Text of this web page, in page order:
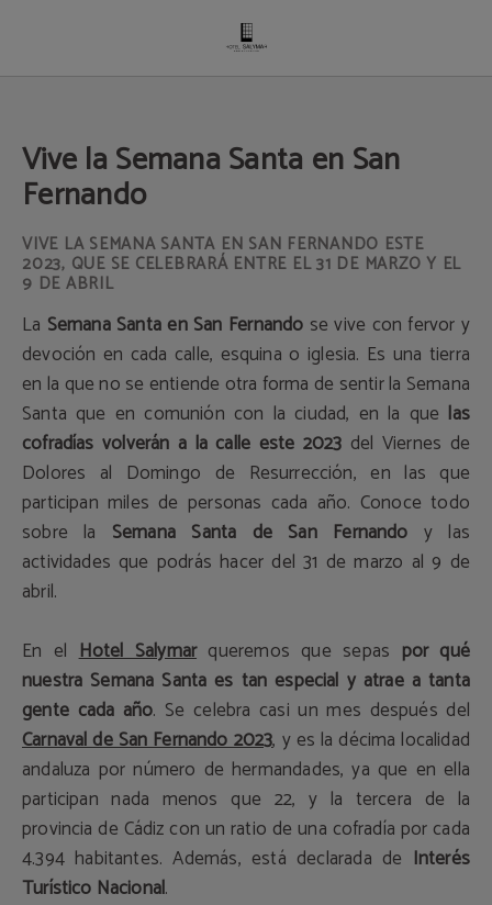
Vive la Semana Santa en San
Fernando
VIVE LA SEMANA SANTA EN SAN FERNANDO ESTE
2023, QUE SE CELEBRARÁ ENTRE EL 31 DE MARZO Y EL
9 DE ABRIL
La Semana Santa en San Fernando se vive con fervor y
devoción en cada calle, esquina o iglesia. Es una tierra
en la que no se entiende otra forma de sentir la Semana
Santa que en comunión con la ciudad, en la quelas
cofradías volverán a la calle este 2023 del Viernes de
Dolores al Domingo de Resurrección, en las que
participan miles de personas cada año. Conoce todo
sobre la Semana Santa de San Fernando y las
actividades que podrás hacer del 31 de marzo al 9 de
abril.
En elHotel Salymarqueremos que sepas por qué
nuestra Semana Santa es tan especial y atrae a tanta
gente cada año. Se celebra casi un mes después del
Carnaval de San Fernando 2023, y es la décima localidad
andaluza por número de hermandades, ya que en ella
participan nada menos que 22, y la tercera de la
provincia de Cádiz con un ratio de una cofradía por cada
4.394 habitantes. Además, está declarada de Interés
Turístico Nacional.